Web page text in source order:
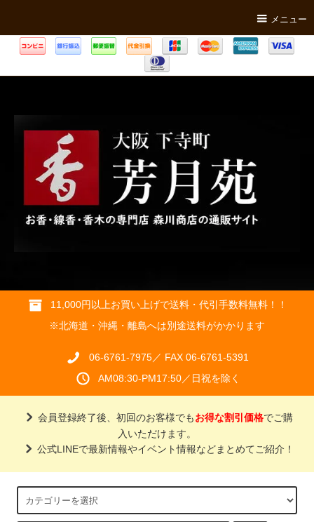
メニュー
11,000円以上お買い上げで送料・代引手数料無料！！
※北海道・沖縄・離島へは別途送料がかかります
06-6761-7975／ FAX 06-6761-5391
AM08:30-PM17:50／日祝を除く
会員登録終了後、初回のお客様でもお得な割引価格でご購
入いただけます。
公式LINEで最新情報やイベント情報などまとめてご紹介！